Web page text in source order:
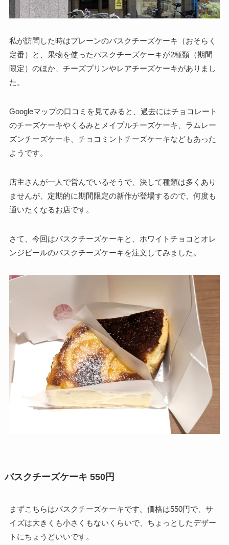
私が訪問した時はプレーンのバスクチーズケーキ（おそらく
定番）と、果物を使ったバスクチーズケーキが2種類（期間
限定）のほか、チーズプリンやレアチーズケーキがありまし
た。
Googleマップの口コミを見てみると、過去にはチョコレート
のチーズケーキやくるみとメイプルチーズケーキ、ラムレー
ズンチーズケーキ、チョコミントチーズケーキなどもあった
ようです。
店主さんが一人で営んでいるそうで、決して種類は多くあり
ませんが、定期的に期間限定の新作が登場するので、何度も
通いたくなるお店です。
さて、今回はバスクチーズケーキと、ホワイトチョコとオレ
ンジピールのバスクチーズケーキを注文してみました。
バスクチーズケーキ 550円
まずこちらはバスクチーズケーキです。価格は550円で、サ
イズは大きくも小さくもないくらいで、ちょっとしたデザー
トにちょうどいいです。